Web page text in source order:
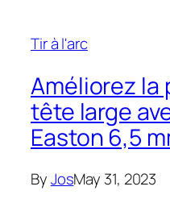
Tir à l'arc
Améliorez la
tête large
Easton 6,5
ByJosMay 31, 2023